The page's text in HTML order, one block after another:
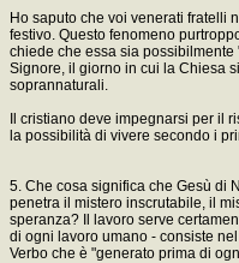
Ho saputo che voi venerati fratelli
festivo. Questo fenomeno
chiede che essa sia
Signore, il giorno in cui la Chiesa
soprannaturali.
Il cristiano deve impegnarsi per il
la possibilità di vivere secondo i
5. Che cosa significa che Gesù di
penetra il mistero inscrutabile, il
speranza? Il lavoro serve
di ogni lavoro umano - consiste
Verbo che è "generato prima di